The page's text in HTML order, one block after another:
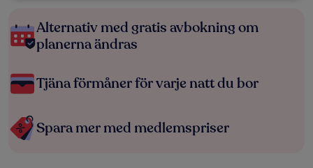
Alternativ med gratis avbokning om
planerna ändras
Tjäna förmåner för varje natt du bor
Spara mer med medlemspriser